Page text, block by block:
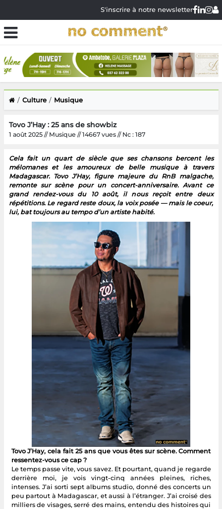
S'inscrire à notre newsletter
Culture Musique
Tovo J’Hay : 25 ans de showbiz
1 août 2025 // Musique // 14667 vues // Nc : 187
Cela fait un quart de siècle que ses chansons bercent les
mélomanes et les amoureux de belle musique à travers
Madagascar. Tovo J’Hay, figure majeure du RnB malgache,
remonte sur scène pour un concert-anniversaire. Avant ce
grand rendez-vous du 10 août, il nous reçoit entre deux
répétitions. Le regard reste doux, la voix posée — mais le coeur,
lui, bat toujours au tempo d’un artiste habité.
Tovo J’Hay, cela fait 25 ans que vous êtes sur scène. Comment
ressentez-vous ce cap ?
Le temps passe vite, vous savez. Et pourtant, quand je regarde
derrière moi, je vois vingt-cinq années pleines, riches,
intenses. J’ai sorti sept albums studio, donné des concerts un
peu partout à Madagascar, et aussi à l’étranger. J’ai croisé des
milliers de visages, serré des mains, entendu des histoires qui